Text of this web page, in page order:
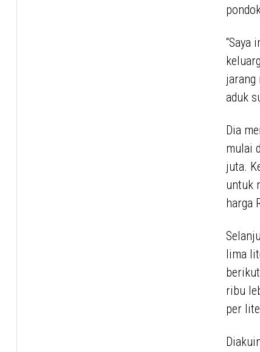
“Saya
jarang
aduk
Dia
mulai
juta.
untuk
harga
lima
ribu
per